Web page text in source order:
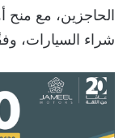
الحاجزين، مع منح
شراء السيارات،